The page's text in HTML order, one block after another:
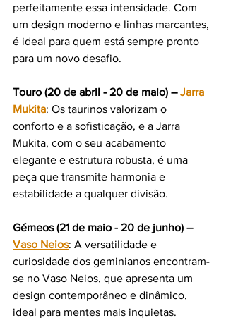
perfeitamente essa intensidade. Com
um design moderno e linhas marcantes,
é ideal para quem está sempre pronto
para um novo desafio.
Touro (20 de abril - 20 de maio) – Jarra
Mukita: Os taurinos valorizam o
conforto e a sofisticação, e a Jarra
Mukita, com o seu acabamento
elegante e estrutura robusta, é uma
peça que transmite harmonia e
estabilidade a qualquer divisão.
Gémeos (21 de maio - 20 de junho) –
Vaso Neios: A versatilidade e
curiosidade dos geminianos encontram-
se no Vaso Neios, que apresenta um
design contemporâneo e dinâmico,
ideal para mentes mais inquietas.